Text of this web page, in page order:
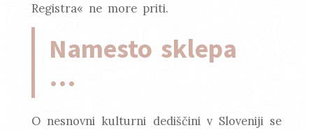
Registra« ne more priti.
Namesto sklepa
…
O nesnovni kulturni dediščini v Sloveniji se